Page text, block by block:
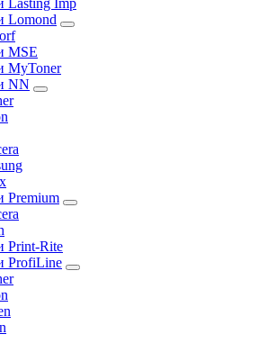
Lasting Imp
Lomond
MSE
MyToner
NN
Premium
Print-Rite
ProfiLine